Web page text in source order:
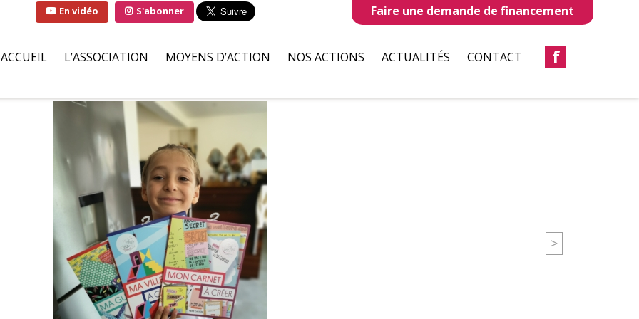
ACCUEIL L’ASSOCIATION
LA MARRAINE DE
L’ASSOCIATION
LIVRE D’OR
DEMANDES D’AIDES
MOYENS D’ACTION
PARTENAIRES BÉNÉVOLES
ILS S’ENGAGENT POUR NOUS
NOS ACTIONS ACTUALITÉS CONTACT f
>
Faire une demande de financement
S'abonner
En vidéo